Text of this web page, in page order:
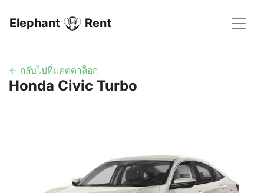
Elephant Rent
← กลับไปที่แคตตาล็อก
Honda Civic Turbo